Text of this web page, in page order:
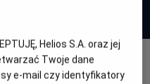
Helios S.A. oraz jej
Twoje dane
e-mail czy identyfikatory